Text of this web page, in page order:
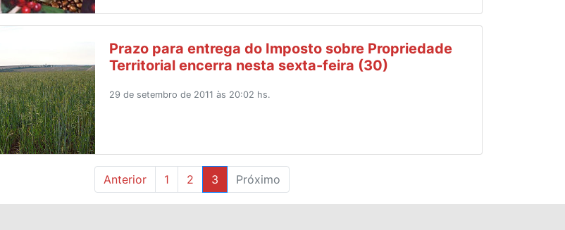
Prazo para entrega do Imposto sobre Propriedade
Territorial encerra nesta sexta-feira (30)
29 de setembro de 2011 às 20:02 hs.
Anterior 1 2 3 Próximo